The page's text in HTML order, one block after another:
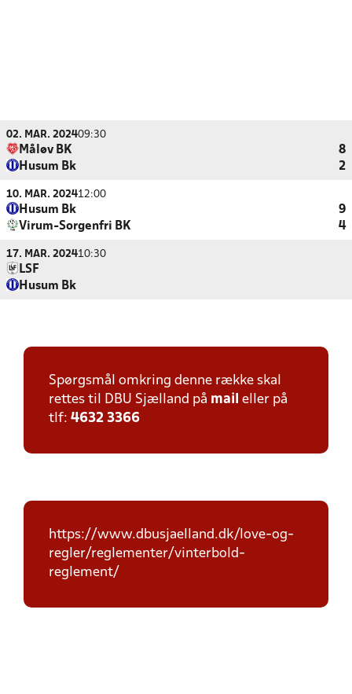
02. MAR. 202409:30
Måløv BK
8
Husum Bk
2
10. MAR. 202412:00
Husum Bk
9
Virum-Sorgenfri BK
4
17. MAR. 202410:30
LSF
Husum Bk
Spørgsmål omkring denne række skal
rettes til DBU Sjælland på mail eller på
tlf: 4632 3366
https://www.dbusjaelland.dk/love-og-
regler/reglementer/vinterbold-
reglement/